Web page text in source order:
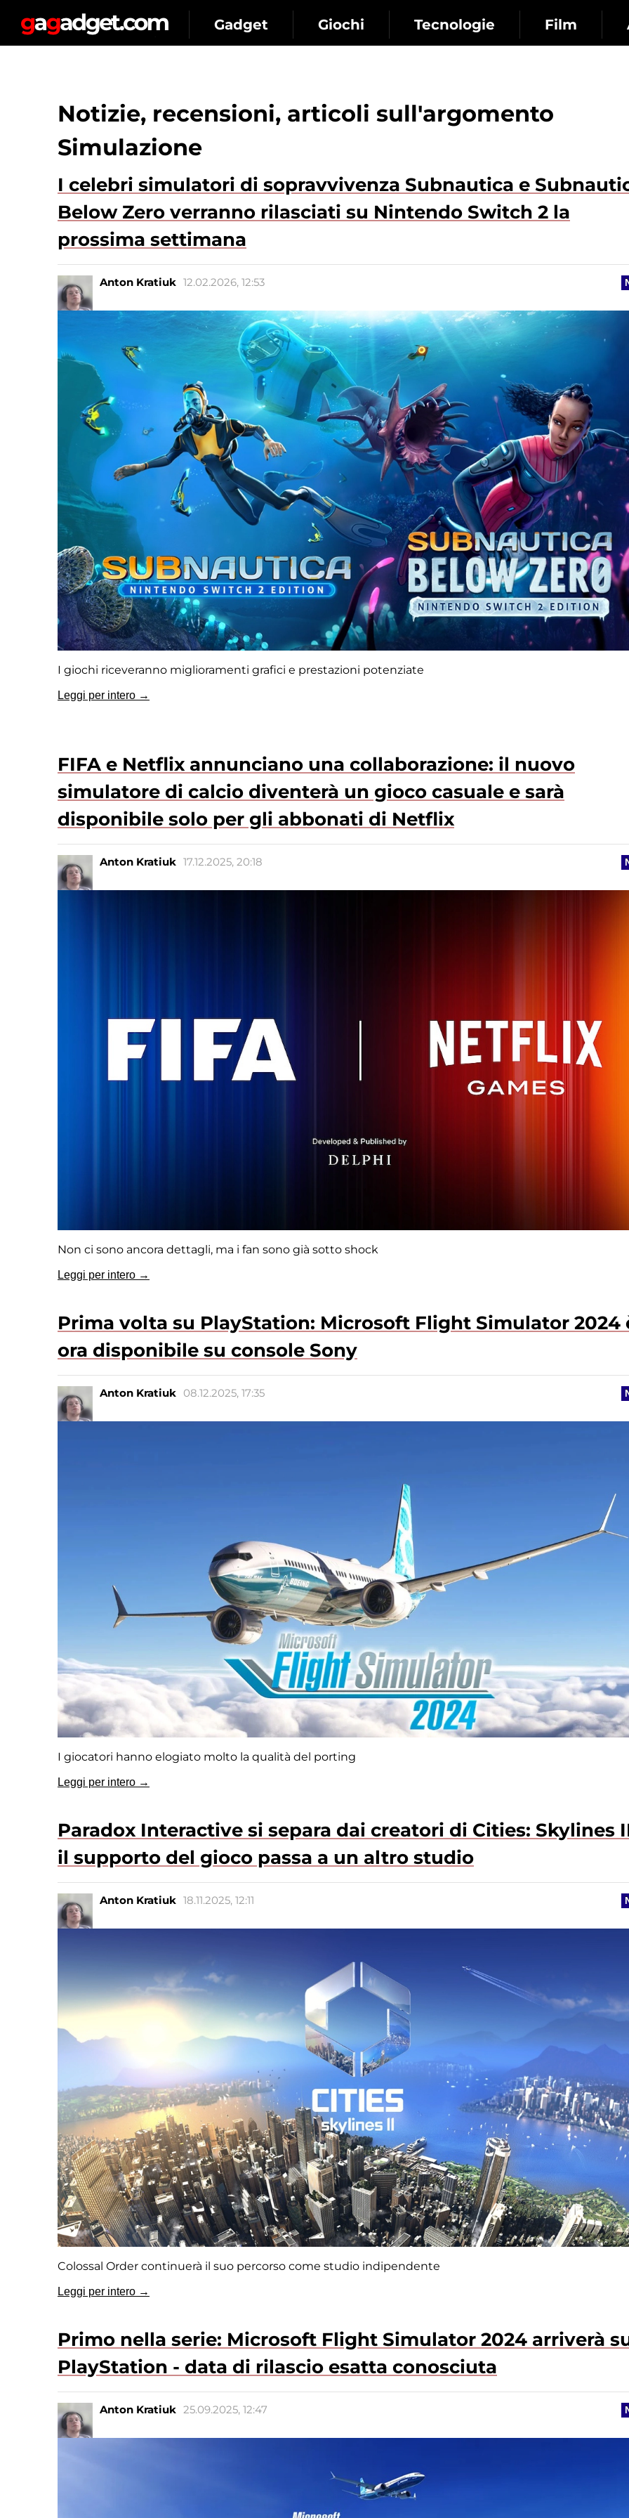
Gadget Giochi Tecnologie Film
Notizie, recensioni, articoli sull'argomento
Simulazione
I celebri simulatori di sopravvivenza Subnautica e
Below Zero verranno rilasciati su Nintendo Switch 2 la
prossima settimana
Anton Kratiuk 12.02.2026, 12:53
I giochi riceveranno miglioramenti grafici e prestazioni potenziate
Leggi per intero →
FIFA e Netflix annunciano una collaborazione: il nuovo
simulatore di calcio diventerà un gioco casuale e sarà
disponibile solo per gli abbonati di Netflix
Anton Kratiuk 17.12.2025, 20:18
Non ci sono ancora dettagli, ma i fan sono già sotto shock
Leggi per intero →
Prima volta su PlayStation: Microsoft Flight Simulator 2024
ora disponibile su console Sony
Anton Kratiuk 08.12.2025, 17:35
I giocatori hanno elogiato molto la qualità del porting
Leggi per intero →
Paradox Interactive si separa dai creatori di Cities: Skylines
il supporto del gioco passa a un altro studio
Anton Kratiuk 18.11.2025, 12:11
Colossal Order continuerà il suo percorso come studio indipendente
Leggi per intero →
Primo nella serie: Microsoft Flight Simulator 2024 arriverà
PlayStation - data di rilascio esatta conosciuta
Anton Kratiuk 25.09.2025, 12:47